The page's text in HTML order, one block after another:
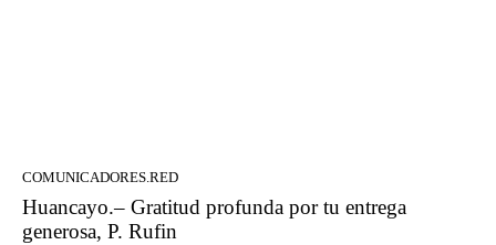
COMUNICADORES.RED
Huancayo.– Gratitud profunda por tu entrega
generosa, P. Rufin